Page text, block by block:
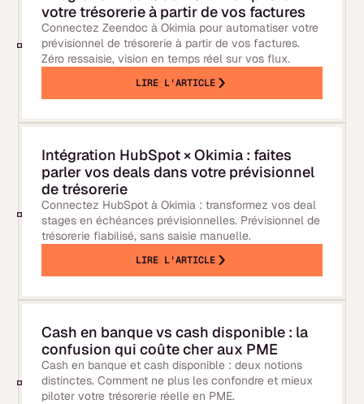
votre trésorerie à partir de vos factures
Connectez Zeendoc à Okimia pour automatiser votre
prévisionnel de trésorerie à partir de vos factures.
Zéro ressaisie, vision en temps réel sur vos flux.
LIRE L'ARTICLE
Intégration HubSpot × Okimia : faites
parler vos deals dans votre prévisionnel
de trésorerie
Connectez HubSpot à Okimia : transformez vos deal
stages en échéances prévisionnelles. Prévisionnel de
trésorerie fiabilisé, sans saisie manuelle.
LIRE L'ARTICLE
Cash en banque vs cash disponible : la
confusion qui coûte cher aux PME
Cash en banque et cash disponible : deux notions
distinctes. Comment ne plus les confondre et mieux
piloter votre trésorerie réelle en PME.